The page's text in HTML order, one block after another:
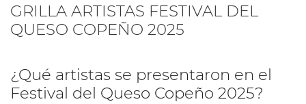
GRILLA ARTISTAS FESTIVAL DEL
QUESO COPEÑO 2025
¿Qué artistas se presentaron en el
Festival del Queso Copeño 2025?